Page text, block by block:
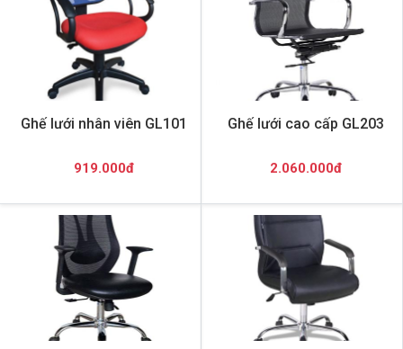
Ghế lưới nhân viên GL101
919.000đ
Ghế lưới cao cấp GL203
2.060.000đ